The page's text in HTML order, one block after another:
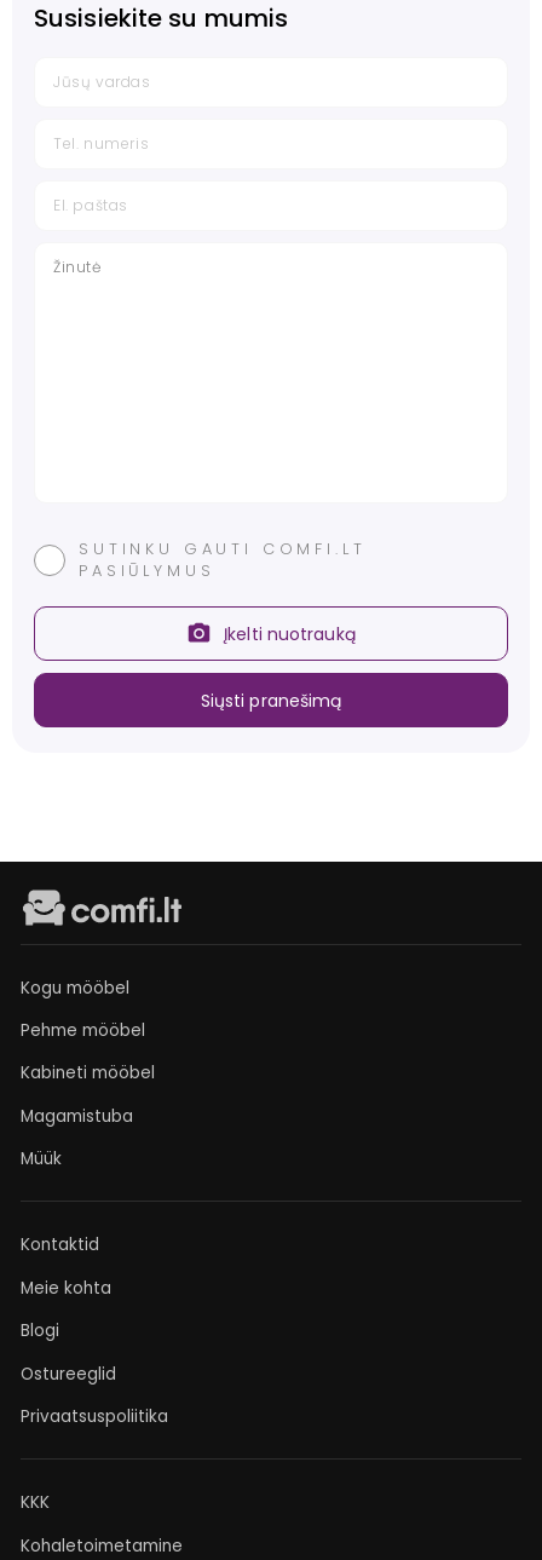
Susisiekite su mumis
SUTINKU GAUTI COMFI.LT
PASIŪLYMUS
Įkelti nuotrauką
Siųsti pranešimą
Kogu mööbel
Pehme mööbel
Kabineti mööbel
Magamistuba
Müük
Kontaktid
Meie kohta
Blogi
Ostureeglid
Privaatsuspoliitika
KKK
Kohaletoimetamine